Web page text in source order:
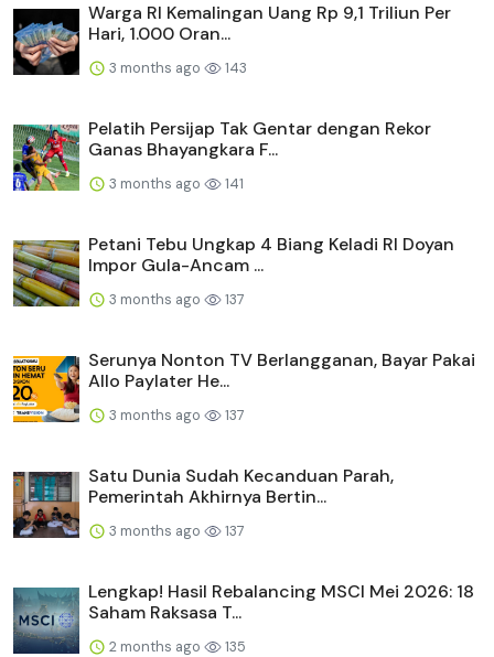
Warga RI Kemalingan Uang Rp 9,1 Triliun Per
Hari, 1.000 Oran...
3 months ago 143
Pelatih Persijap Tak Gentar dengan Rekor
Ganas Bhayangkara F...
3 months ago 141
Petani Tebu Ungkap 4 Biang Keladi RI Doyan
Impor Gula-Ancam ...
3 months ago 137
Serunya Nonton TV Berlangganan, Bayar Pakai
Allo Paylater He...
3 months ago 137
Satu Dunia Sudah Kecanduan Parah,
Pemerintah Akhirnya Bertin...
3 months ago 137
Lengkap! Hasil Rebalancing MSCI Mei 2026: 18
Saham Raksasa T...
2 months ago 135